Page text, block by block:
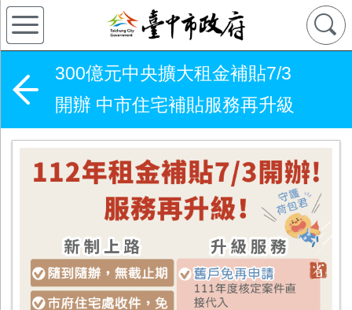
300億元中央擴大租金補貼7/3
開辦 中市住宅補貼服務再升級